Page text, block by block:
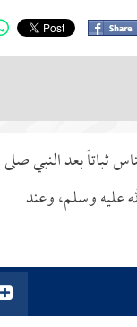
ثباتاً بعد النبي صلى
عليه وسلم، وعند